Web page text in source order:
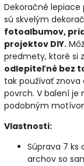
Dekoračné lepiace
sú skvelým
fotoalbumov,
projektov DIY.
predmety, ktoré si
odlepiteľné bez
tak používať znova
povrch. V balení je
podobným
Vlastnosti:
Súprava 7 ks
archov so